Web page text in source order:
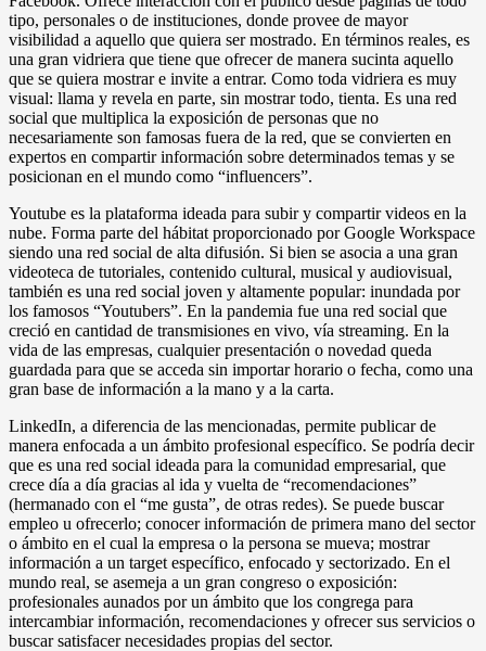
tipo, personales o de instituciones, donde provee de mayor
visibilidad a aquello que quiera ser mostrado. En términos reales, es
una gran vidriera que tiene que ofrecer de manera sucinta aquello
que se quiera mostrar e invite a entrar. Como toda vidriera es muy
visual: llama y revela en parte, sin mostrar todo, tienta. Es una red
social que multiplica la exposición de personas que no
necesariamente son famosas fuera de la red, que se convierten en
expertos en compartir información sobre determinados temas y se
posicionan en el mundo como “influencers”.
Youtube es la plataforma ideada para subir y compartir videos en la
nube. Forma parte del hábitat proporcionado por Google Workspace
siendo una red social de alta difusión. Si bien se asocia a una gran
videoteca de tutoriales, contenido cultural, musical y audiovisual,
también es una red social joven y altamente popular: inundada por
los famosos “Youtubers”. En la pandemia fue una red social que
creció en cantidad de transmisiones en vivo, vía streaming. En la
vida de las empresas, cualquier presentación o novedad queda
guardada para que se acceda sin importar horario o fecha, como una
gran base de información a la mano y a la carta.
LinkedIn, a diferencia de las mencionadas, permite publicar de
manera enfocada a un ámbito profesional específico. Se podría decir
que es una red social ideada para la comunidad empresarial, que
crece día a día gracias al ida y vuelta de “recomendaciones”
(hermanado con el “me gusta”, de otras redes). Se puede buscar
empleo u ofrecerlo; conocer información de primera mano del sector
o ámbito en el cual la empresa o la persona se mueva; mostrar
información a un target específico, enfocado y sectorizado. En el
mundo real, se asemeja a un gran congreso o exposición:
profesionales aunados por un ámbito que los congrega para
intercambiar información, recomendaciones y ofrecer sus servicios o
buscar satisfacer necesidades propias del sector.